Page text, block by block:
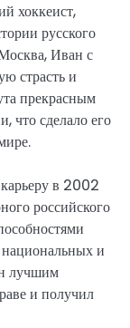
хоккеист,
русского
Иван с
страсть и
прекрасным
что сделало его
в 2002
российского
и
лучшим
и получил